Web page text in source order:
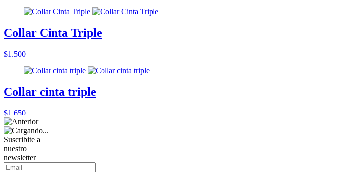
Collar Cinta Triple
$1.500
Collar cinta triple
$1.650
Suscribite a
nuestro
newsletter